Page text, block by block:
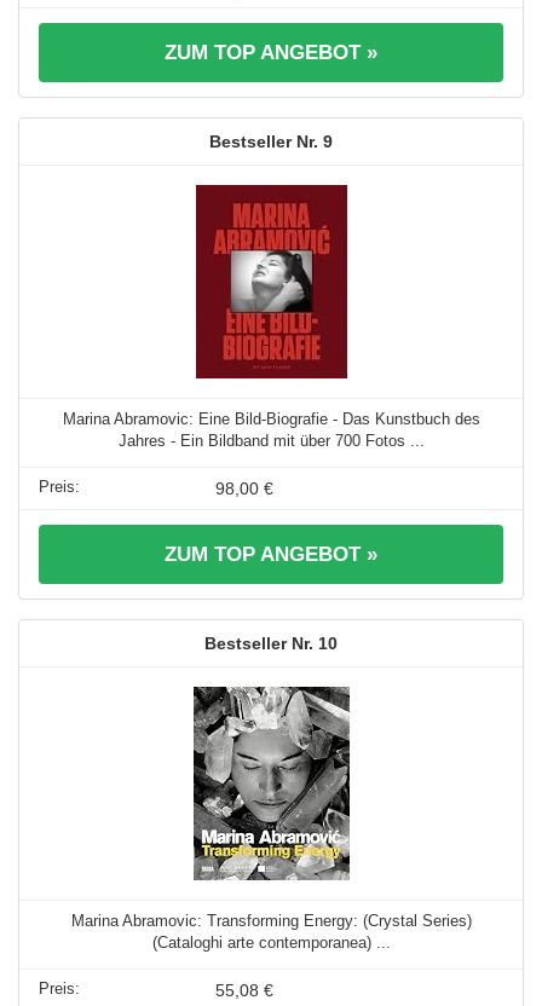
ZUM TOP ANGEBOT »
9
Marina Abramovic: Eine Bild-Biografie - Das Kunstbuch des
Jahres - Ein Bildband mit über 700 Fotos ...
98,00 €
ZUM TOP ANGEBOT »
10
Marina Abramovic: Transforming Energy: (Crystal Series)
(Cataloghi arte contemporanea) ...
55,08 €